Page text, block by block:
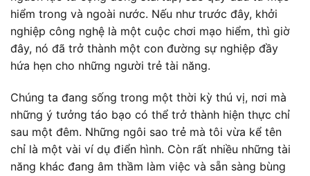
hiểm trong và ngoài nước. Nếu như trước đây, khởi
nghiệp công nghệ là một cuộc chơi mạo hiểm, thì giờ
đây, nó đã trở thành một con đường sự nghiệp đầy
hứa hẹn cho những người trẻ tài năng.
Chúng ta đang sống trong một thời kỳ thú vị, nơi mà
những ý tưởng táo bạo có thể trở thành hiện thực chỉ
sau một đêm. Những ngôi sao trẻ mà tôi vừa kể tên
chỉ là một vài ví dụ điển hình. Còn rất nhiều những tài
năng khác đang âm thầm làm việc và sẵn sàng bùng